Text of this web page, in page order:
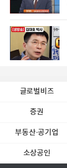
글로벌비즈
증권
부동산·공기업
소상공인